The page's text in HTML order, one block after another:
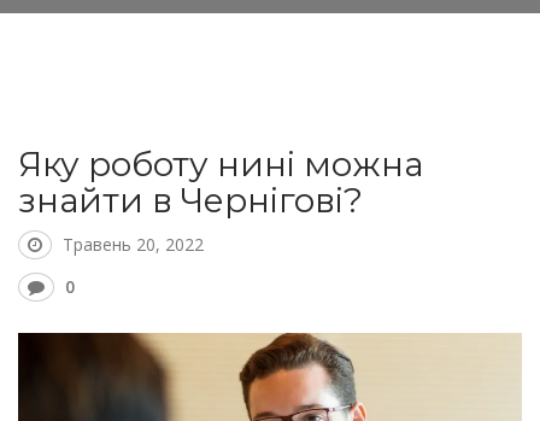
Яку роботу нині можна
знайти в Чернігові?
Травень 20, 2022
0